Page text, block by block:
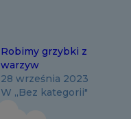
Robimy grzybki z
warzyw
28 września 2023
W „Bez kategorii"